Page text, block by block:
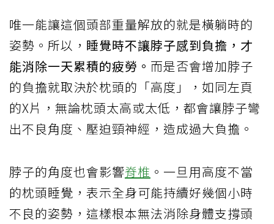
唯一能讓這個頭部重量解放的就是橫躺時的
姿勢。所以， 睡覺時不讓脖子感到負擔，才
能消除一天累積的疲勞。 而是否會增加脖子
的負擔就取決於枕頭的「高度」，如同左頁
的X片，無論枕頭太高或太低，都會讓脖子彎
出不良角度、壓迫頸神經，造成過大負擔。
脖子的角度也會影響脊椎 。一旦用高度不當
的枕頭睡覺，表示全身可能持續好幾個小時
不良的姿勢，這樣根本無法消除身體支撐頭